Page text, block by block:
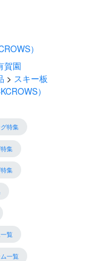
）
賀園
スキー板
）
特集
集
集
覧
一覧